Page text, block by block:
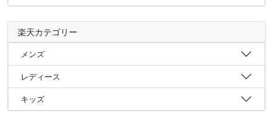
楽天カテゴリー
メンズ
レディース
キッズ